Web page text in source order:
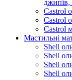
джипів,
Castrol
Castrol
Castrol
Мастильні
Shell
Shell
Shell
Shell